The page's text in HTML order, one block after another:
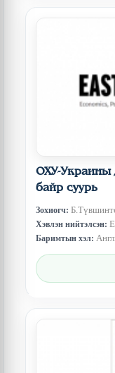
ОХУ-Украины
байр суурь
Зохиогч:
Хэвлэн нийтэлсэн:
Баримтын хэл: